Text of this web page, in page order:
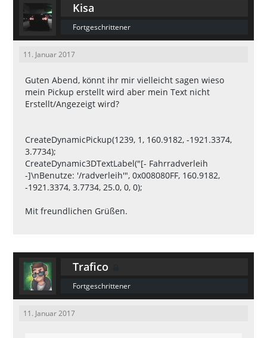
Kisa
Fortgeschrittener
11. Januar 2017
Guten Abend, könnt ihr mir vielleicht sagen wieso
mein Pickup erstellt wird aber mein Text nicht
Erstellt/Angezeigt wird?
CreateDynamicPickup(1239, 1, 160.9182, -1921.3374,
3.7734);
CreateDynamic3DTextLabel("[- Fahrradverleih
-]\nBenutze: '/radverleih'", 0x008080FF, 160.9182,
-1921.3374, 3.7734, 25.0, 0, 0);
Mit freundlichen Grüßen.
Trafico
Fortgeschrittener
11. Januar 2017